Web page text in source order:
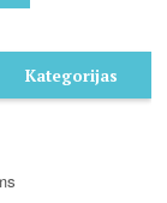
Kategorijas